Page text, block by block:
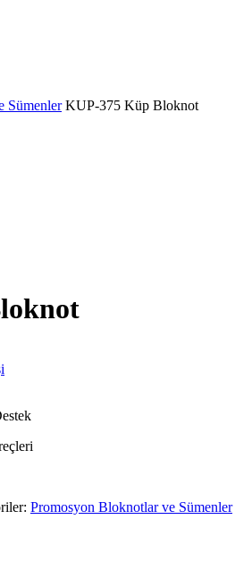
SümenlerKUP-375 Küp Bloknot
Promosyon Bloknotlar ve Sümenler